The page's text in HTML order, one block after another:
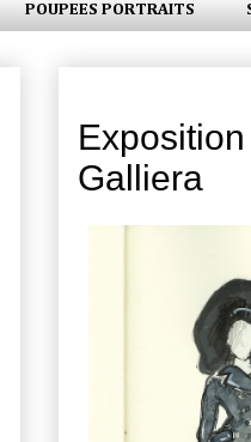
POUPEES PORTRAITS
Galliera